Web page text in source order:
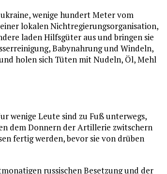
wenige hundert Meter vom
lokalen Nichtregierungsorganisation,
laden Hilfsgüter aus und bringen sie
Babynahrung und Windeln,
holen sich Tüten mit Nudeln, Öl, Mehl
wenige Leute sind zu Fuß unterwegs,
dem Donnern der Artillerie zwitschern
fertig werden, ­bevor sie von drüben
russischen Besetzung und der